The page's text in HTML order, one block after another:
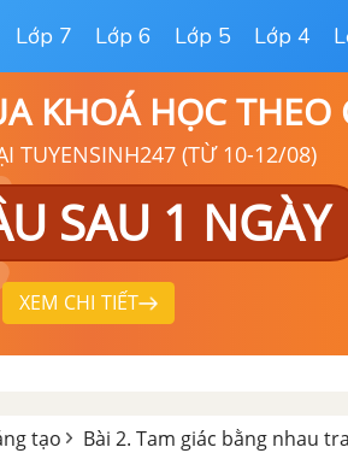
Lớp 7 Lớp 6 Lớp 5 Lớp 4
KHOÁ HỌC THEO
TUYENSINH247 (TỪ 10-12/08)
SAU 1 NGÀY
XEM CHI TIẾT
tạo
Bài 2. Tam giác bằng nhau